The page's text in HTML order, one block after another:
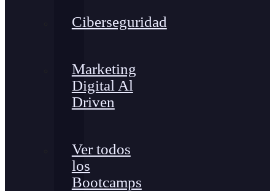
Ciberseguridad
Marketing
Digital Al
Driven
Ver todos
los
Bootcamps